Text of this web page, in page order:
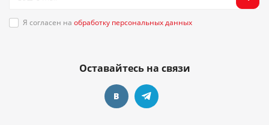
Я согласен на обработку персональных данных
Оставайтесь на связи